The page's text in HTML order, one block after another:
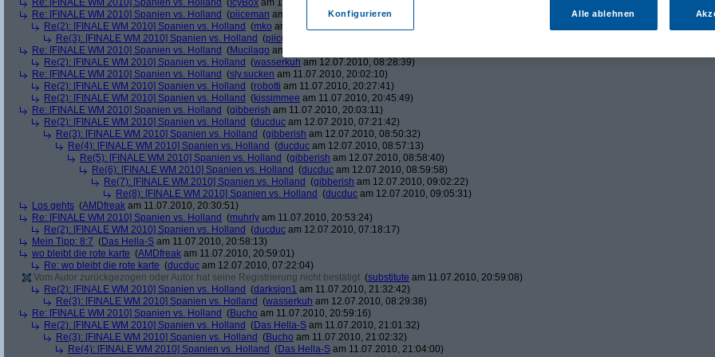
Re: [FINALE WM 2010] Spanien vs. Holland ( IcyBox am 11.07.2010, 17:22:38)
Re: [FINALE WM 2010] Spanien vs. Holland (piiceman am 11.07.2010, 17:42:05)
Re(2): [FINALE WM 2010] Spanien vs. Holland (mko am 11.07.2010, 17:45:00)
Re(3): [FINALE WM 2010] Spanien vs. Holland (piiceman
Re: [FINALE WM 2010] Spanien vs. Holland (Mucilago am 11.07.2010, 19:16:01)
Re(2): [FINALE WM 2010] Spanien vs. Holland (wasserkuh am 12.07.2010, 08:28:39)
Re: [FINALE WM 2010] Spanien vs. Holland (sly.sucken am 11.07.2010, 20:02:10)
Re(2): [FINALE WM 2010] Spanien vs. Holland (robotti am 11.07.2010, 20:27:41)
Re(2): [FINALE WM 2010] Spanien vs. Holland (kissimmee am 11.07.2010, 20:45:49)
Re: [FINALE WM 2010] Spanien vs. Holland (gibberish am 11.07.2010, 20:03:11)
Re(2): [FINALE WM 2010] Spanien vs. Holland (ducduc am 12.07.2010, 07:21:42)
Re(3): [FINALE WM 2010] Spanien vs. Holland (gibberish am 12.07.2010, 08:50:32)
Re(4): [FINALE WM 2010] Spanien vs. Holland (ducduc am 12.07.2010, 08:57:13)
Re(5): [FINALE WM 2010] Spanien vs. Holland (gibberish am 12.07.2010, 08:58:40)
Re(6): [FINALE WM 2010] Spanien vs. Holland (ducduc am 12.07.2010, 08:59:58)
Re(7): [FINALE WM 2010] Spanien vs. Holland (gibberish am 12.07.2010, 09:02:22)
Re(8): [FINALE WM 2010] Spanien vs. Holland (ducduc am 12.07.2010, 09:05:31)
Los gehts (AMDfreak am 11.07.2010, 20:30:51)
Re: [FINALE WM 2010] Spanien vs. Holland (muhrly am 11.07.2010, 20:53:24)
Re(2): [FINALE WM 2010] Spanien vs. Holland (ducduc am 12.07.2010, 07:18:17)
Mein Tipp: 8:7 (Das Hella-S am 11.07.2010, 20:58:13)
wo bleibt die rote karte (AMDfreak am 11.07.2010, 20:59:01)
Re: wo bleibt die rote karte (ducduc am 12.07.2010, 07:22:04)
Vom Autor zurückgezogen oder Autor hat seine Registrierung nicht bestätigt (substitute am 11.07.2010, 20:59:08)
Re(2): [FINALE WM 2010] Spanien vs. Holland (darksign1 am 11.07.2010, 21:32:42)
Re(3): [FINALE WM 2010] Spanien vs. Holland (wasserkuh am 12.07.2010, 08:29:38)
Re: [FINALE WM 2010] Spanien vs. Holland (Bucho am 11.07.2010, 20:59:16)
Re(2): [FINALE WM 2010] Spanien vs. Holland (Das Hella-S am 11.07.2010, 21:01:32)
Re(3): [FINALE WM 2010] Spanien vs. Holland (Bucho am 11.07.2010, 21:02:32)
Re(4): [FINALE WM 2010] Spanien vs. Holland (Das Hella-S am 11.07.2010, 21:04:00)
Konfigurieren Alle ablehnen